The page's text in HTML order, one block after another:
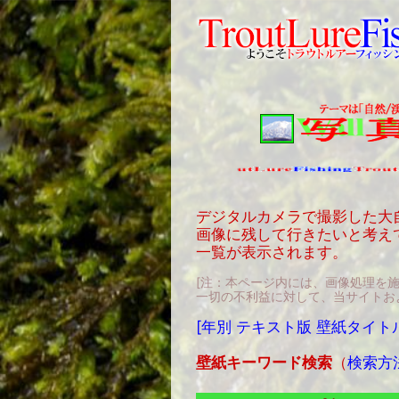
デジタルカメラで撮影した
画像に残して行きたいと考え
一覧が表示されます。
[注：本ページ内には、画像処理を
一切の不利益に対して、当サイ
[年別 テキスト版 壁紙タイト
壁紙キーワード検索 （検索方